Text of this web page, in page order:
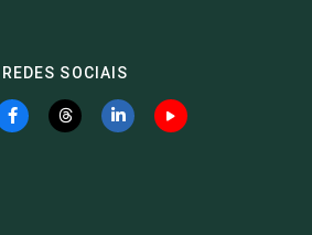
REDES SOCIAIS